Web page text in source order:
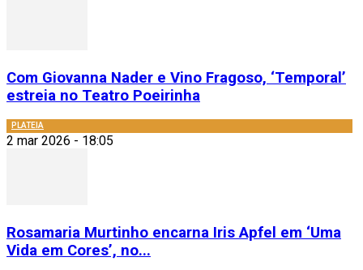
Com Giovanna Nader e Vino Fragoso, ‘Temporal’
estreia no Teatro Poeirinha
PLATEIA
2 mar 2026 - 18:05
Rosamaria Murtinho encarna Iris Apfel em ‘Uma
Vida em Cores’, no...